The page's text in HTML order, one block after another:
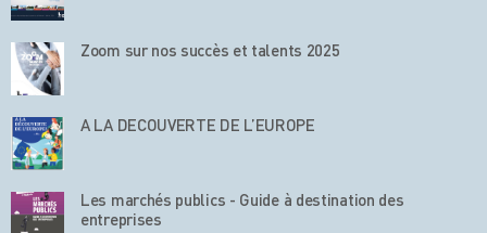
Zoom sur nos succès et talents 2025
A LA DECOUVERTE DE L’EUROPE
Les marchés publics - Guide à destination des
entreprises